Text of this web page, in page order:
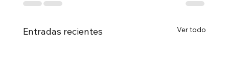
Entradas recientes Ver todo